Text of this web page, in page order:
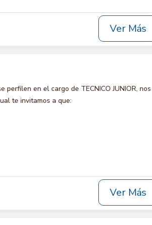
Ver Más
en el cargo de TECNICO JUNIOR, nos
te invitamos a que:
Ver Más